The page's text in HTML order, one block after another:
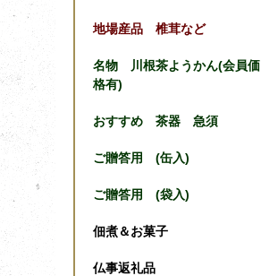
地場産品 椎茸など
名物 川根茶ようかん(会員価
格有)
おすすめ 茶器 急須
ご贈答用 (缶入)
ご贈答用 (袋入)
佃煮＆お菓子
仏事返礼品